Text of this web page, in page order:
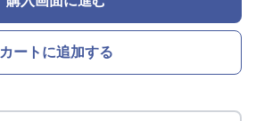
カートに追加する